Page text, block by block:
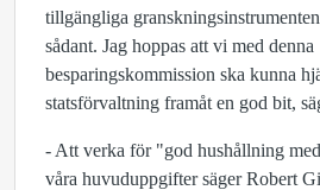
tillgängliga
sådant. Jag hoppas att vi med denna
besparingskommission ska kunna
statsförvaltning framåt en god bit,
- Att verka för "god hushållning
våra huvuduppgifter säger Robert